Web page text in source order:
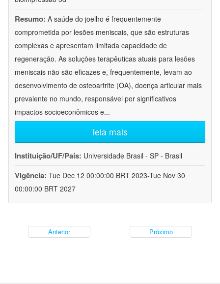
Resumo: A saúde do joelho é frequentemente
comprometida por lesões meniscais, que são estruturas
complexas e apresentam limitada capacidade de
regeneração. As soluções terapêuticas atuais para lesões
meniscais não são eficazes e, frequentemente, levam ao
desenvolvimento de osteoartrite (OA), doença articular mais
prevalente no mundo, responsável por significativos
impactos socioeconômicos e...
leia mais
Instituição/UF/País: Universidade Brasil - SP - Brasil
Vigência: Tue Dec 12 00:00:00 BRT 2023-Tue Nov 30
00:00:00 BRT 2027
Anterior Próximo